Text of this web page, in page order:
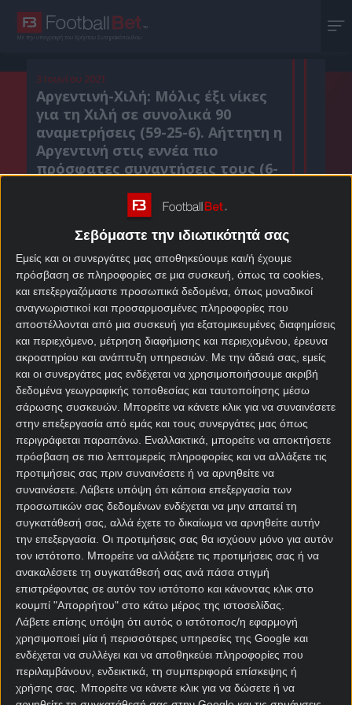
Σεβόμαστε την ιδιωτικότητά σας
Εμείς και οι συνεργάτες μας αποθηκεύουμε και/ή έχουμε
πρόσβαση σε πληροφορίες σε μια συσκευή, όπως τα cookies,
και επεξεργαζόμαστε προσωπικά δεδομένα, όπως μοναδικοί
αναγνωριστικοί και προσαρμοσμένες πληροφορίες που
αποστέλλονται από μια συσκευή για εξατομικευμένες διαφημίσεις
και περιεχόμενο, μέτρηση διαφήμισης και περιεχομένου, έρευνα
ακροατηρίου και ανάπτυξη υπηρεσιών. Με την άδειά σας, εμείς
και οι συνεργάτες μας ενδέχεται να χρησιμοποιήσουμε ακριβή
δεδομένα γεωγραφικής τοποθεσίας και ταυτοποίησης μέσω
σάρωσης συσκευών. Μπορείτε να κάνετε κλικ για να συναινέσετε
στην επεξεργασία από εμάς και τους συνεργάτες μας όπως
περιγράφεται παραπάνω. Εναλλακτικά, μπορείτε να αποκτήσετε
πρόσβαση σε πιο λεπτομερείς πληροφορίες και να αλλάξετε τις
προτιμήσεις σας πριν συναινέσετε ή να αρνηθείτε να
συναινέσετε. Λάβετε υπόψη ότι κάποια επεξεργασία των
προσωπικών σας δεδομένων ενδέχεται να μην απαιτεί τη
συγκατάθεσή σας, αλλά έχετε το δικαίωμα να αρνηθείτε αυτήν
την επεξεργασία. Οι προτιμήσεις σας θα ισχύουν μόνο για αυτόν
τον ιστότοπο. Μπορείτε να αλλάξετε τις προτιμήσεις σας ή να
ανακαλέσετε τη συγκατάθεσή σας ανά πάσα στιγμή
επιστρέφοντας σε αυτόν τον ιστότοπο και κάνοντας κλικ στο
κουμπί "Απορρήτου" στο κάτω μέρος της ιστοσελίδας.
Λάβετε επίσης υπόψη ότι αυτός ο ιστότοπος/η εφαρμογή
χρησιμοποιεί μία ή περισσότερες υπηρεσίες της Google και
ενδέχεται να συλλέγει και να αποθηκεύει πληροφορίες που
περιλαμβάνουν, ενδεικτικά, τη συμπεριφορά επίσκεψης ή
χρήσης σας. Μπορείτε να κάνετε κλικ για να δώσετε ή να
Με την υπογραφή του Χρήστου Σωτηρακόπουλου
3 Ιουνίου 2021
Αργεντινή-Χιλή: Μόλις έξι νίκες
για τη Χιλή σε συνολικά 90
αναμετρήσεις (59-25-6). Αήττητη η
Αργεντινή στις εννέα πιο
πρόσφατες συναντήσεις τους (6-
Κοιν. :
Πρόσθεσε το Footballbet.gr στην Google
ΣΤΟΙΧΗΜΑΤΙΚΕΣ ΠΡΟΣΦΟΡΕΣ *
Αρχική Σελίδα
Χρήστος Σωτηρακόπουλος
Προγνωστικά
Βαθμολογίες - Στατιστικά
Κουπόνι
Πρόγραμμα TV
Προσφορές*